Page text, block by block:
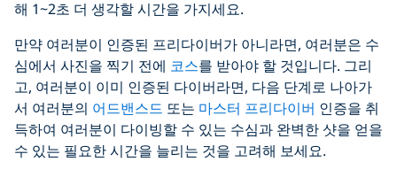
해 1~2초 더 생각할 시간을 가지세요.
만약 여러분이 인증된 프리다이버가 아니라면, 여러분은 수
심에서 사진을 찍기 전에 코스를 받아야 할 것입니다. 그리
고, 여러분이 이미 인증된 다이버라면, 다음 단계로 나아가
서 여러분의 어드밴스드 또는 마스터 프리다이버 인증을 취
득하여 여러분이 다이빙할 수 있는 수심과 완벽한 샷을 얻을
수 있는 필요한 시간을 늘리는 것을 고려해 보세요.